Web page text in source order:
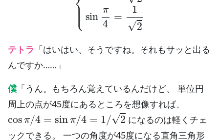
テトラ 「はいはい、そうですね。それもサッと出る
んですか……」
僕 「うん。もちろん覚えているんだけど、 単位円
周上の点が45度にあるところを想像すれば、
cosπ/4=sinπ/4=1 /2
になるのは軽くチェ
ックできる。 一つの角度が45度になる直角三角形